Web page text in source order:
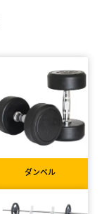
ダンベル